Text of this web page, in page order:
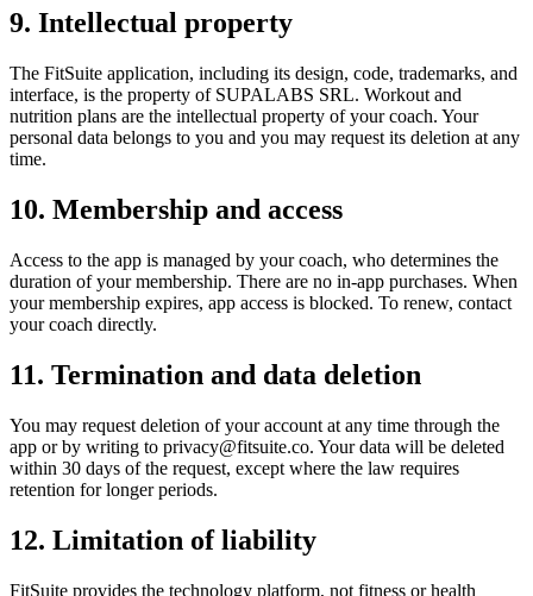
9. Intellectual property
The FitSuite application, including its design, code, trademarks, and
interface, is the property of SUPALABS SRL. Workout and
nutrition plans are the intellectual property of your coach. Your
personal data belongs to you and you may request its deletion at any
time.
10. Membership and access
Access to the app is managed by your coach, who determines the
duration of your membership. There are no in-app purchases. When
your membership expires, app access is blocked. To renew, contact
your coach directly.
11. Termination and data deletion
You may request deletion of your account at any time through the
app or by writing to privacy@fitsuite.co. Your data will be deleted
within 30 days of the request, except where the law requires
retention for longer periods.
12. Limitation of liability
FitSuite provides the technology platform, not fitness or health